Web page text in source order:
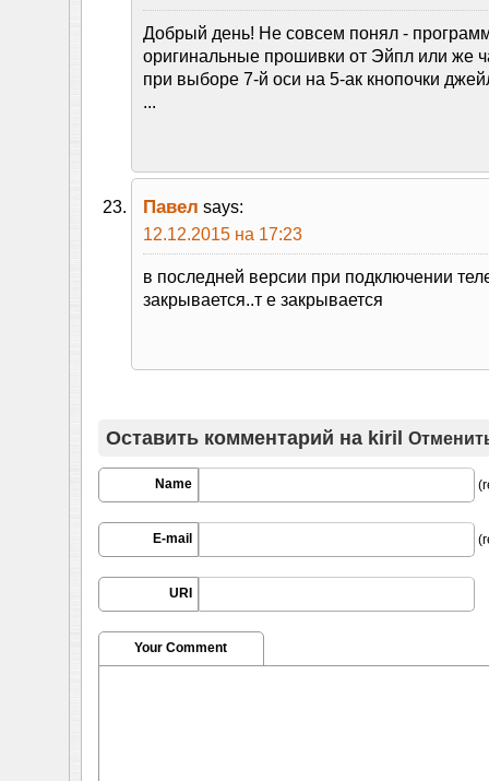
Добрый день! Не совсем понял -
оригинальные прошивки от Эйпл или же
при выборе 7-й оси на 5-ак кнопочки
...
Павел says:
12.12.2015 на 17:23
в последней версии при подключении
закрывается..т е закрывается
Оставить комментарий на kiril
Name
E-mail
URI
Your Comment